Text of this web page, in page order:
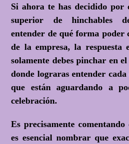
Si ahora te has decidido por
superior de hinchables
entender de qué forma poder
de la empresa, la respuesta
solamente debes pinchar en
donde lograras entender
que están aguardando a
celebración.
Es precisamente
es esencial nombrar que